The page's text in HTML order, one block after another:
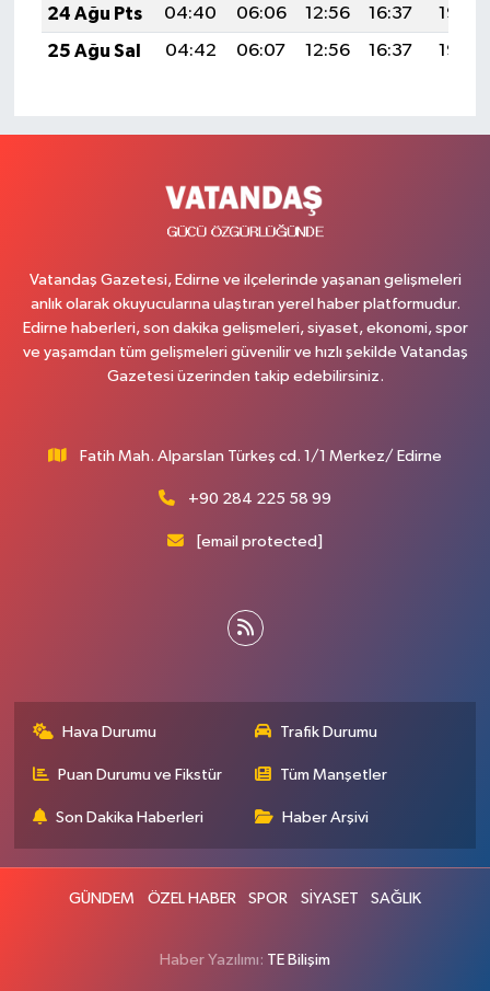
24 Ağu Pts
04:40 06:06 12:56 16:37
19:36
25 Ağu Sal
04:42 06:07 12:56 16:37 19:35
Vatandaş Gazetesi, Edirne ve ilçelerinde yaşanan gelişmeleri
anlık olarak okuyucularına ulaştıran yerel haber platformudur.
Edirne haberleri, son dakika gelişmeleri, siyaset, ekonomi, spor
ve yaşamdan tüm gelişmeleri güvenilir ve hızlı şekilde Vatandaş
Gazetesi üzerinden takip edebilirsiniz.
Fatih Mah. Alparslan Türkeş cd. 1/1 Merkez/ Edirne
+90 284 225 58 99
[email protected]
Hava Durumu Trafik Durumu
Puan Durumu ve Fikstür Tüm Manşetler
Son Dakika Haberleri Haber Arşivi
GÜNDEM ÖZEL HABER SPOR SİYASET SAĞLIK
Haber Yazılımı: TE Bilişim